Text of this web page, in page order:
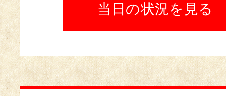
当日の状況を見る